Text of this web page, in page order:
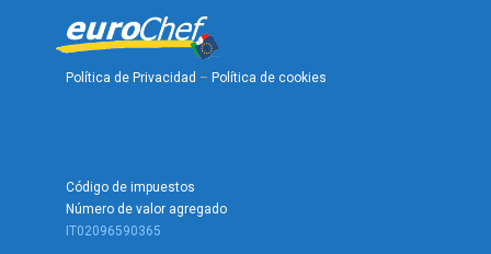
Política de Privacidad – Política de cookies
Código de impuestos
Número de valor agregado
IT02096590365